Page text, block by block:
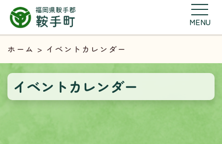
MENU
ホーム > イベントカレンダー
イベントカレンダー